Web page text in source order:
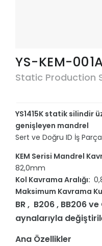
YS-KEM-
Static Production
YS1415K statik silindir
genişleyen mandrel
Sert ve Doğru ID İş
KEM Serisi Mandrel
82,0mm
Kol Kavrama Aralığı:
Maksimum Kavrama
BR , B206 , BB206
aynalarıyla
Ana Özellikler